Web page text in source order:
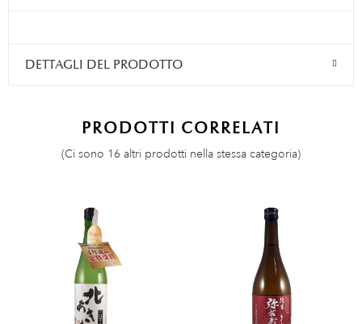
DETTAGLI DEL PRODOTTO
PRODOTTI CORRELATI
(Ci sono 16 altri prodotti nella stessa categoria)